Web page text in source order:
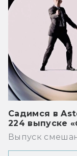
Садимся в
224 выпуске
Выпуск